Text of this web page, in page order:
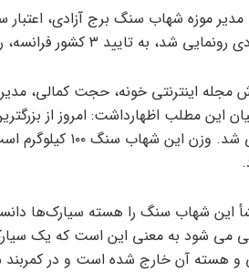
مدیر موزه شهاب سنگ برج آزادی،
شد، به تایید ۳ کشور فرانسه، روسیه و چین رسیده است.
مجله اینترنتی خونه، حجت کمالی،
این مطلب اظهارداشت: امروز از
رونمایی شد.
این شهاب سنگ را هسته سیارک‌ها
می شود به معنی این است که یک
و هسته آن خارج شده است و در